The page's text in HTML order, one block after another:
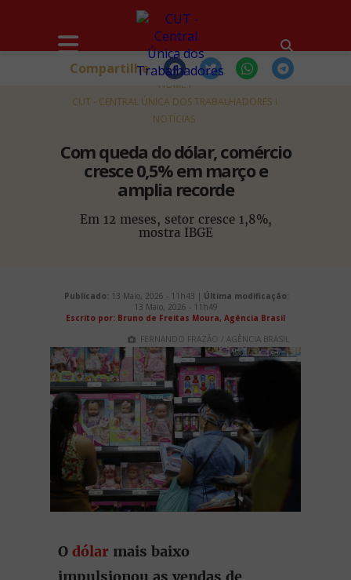
HOME
CUT - CENTRAL ÚNICA DOS TRABALHADORES
NOTÍCIAS
Com queda do dólar, comércio
cresce 0,5% em março e
amplia recorde
Em 12 meses, setor cresce 1,8%,
mostra IBGE
Compartilhe
Publicado: 13 Maio, 2026 - 11h43 | Última modificação:
13 Maio, 2026 - 11h49
Escrito por: Bruno de Freitas Moura, Agência Brasil
FERNANDO FRAZÃO / AGÊNCIA BRASIL
O dólar mais baixo